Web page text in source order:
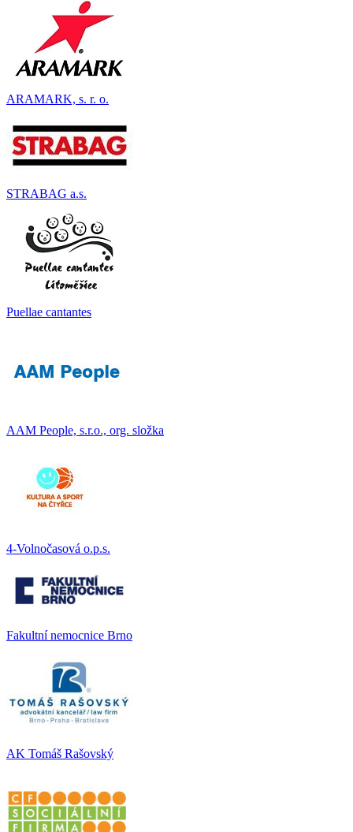
ARAMARK, s. r. o.
STRABAG a.s.
Puellae cantantes
AAM People, s.r.o., org. složka
4-Volnočasová o.p.s.
Fakultní nemocnice Brno
AK Tomáš Rašovský